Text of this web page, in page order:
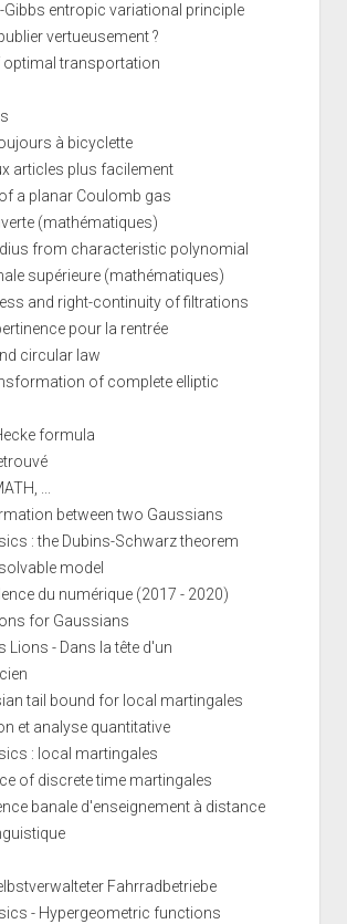
entropic variational principle
vertueusement ?
optimal transportation
à bicyclette
articles plus facilement
a planar Coulomb gas
(mathématiques)
from characteristic polynomial
supérieure (mathématiques)
and right-continuity of filtrations
pour la rentrée
circular law
of complete elliptic
formula
...
between two Gaussians
: the Dubins-Schwarz theorem
model
du numérique (2017 - 2020)
for Gaussians
Lions - Dans la tête d'un
tail bound for local martingales
et analyse quantitative
: local martingales
of discrete time martingales
banale d'enseignement à distance
Fahrradbetriebe
- Hypergeometric functions